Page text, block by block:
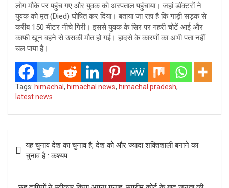
लोग मौके पर पहुंच गए और युवक को अस्पताल पहुंचाया। जहां डॉक्टरों ने
युवक को मृत (Died) घोषित कर दिया। बताया जा रहा है कि गाड़ी सड़क से
करीब 150 मीटर नीचे गिरी। इससे युवक के सिर पर गहरी चोटें आई और
काफी खून बहने से उसकी मौत हो गई। हादसे के कारणों का अभी पता नहीं
चल पाया है।
Tags: himachal , himachal news, himachal pradesh,
latest news
navigation
यह चुनाव देश का चुनाव है, देश को और ज्यादा शक्तिशाली बनाने का
चुनाव है : कश्यप